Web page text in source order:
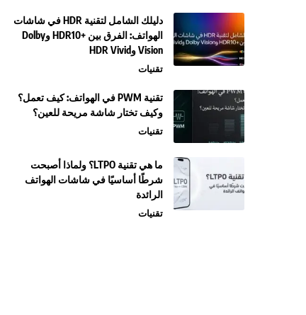
دليلك الشامل لتقنية HDR في شاشات
الهواتف: الفرق بين +HDR10 وDolby
Vision وHDR Vivid
تقنيات
تقنية PWM في الهواتف: كيف تعمل؟
وكيف تختار شاشة مريحة للعين؟
تقنيات
ما هي تقنية LTPO؟ ولماذا أصبحت
شرطًا أساسيًا في شاشات الهواتف
الرائدة
تقنيات